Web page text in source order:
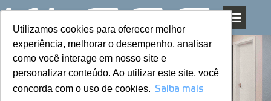
Utilizamos cookies para oferecer melhor
experiência, melhorar o desempenho, analisar
como você interage em nosso site e
personalizar conteúdo. Ao utilizar este site, você
concorda com o uso de cookies. Saiba mais
Utilizamos cookies para oferecer melhor
experiência, melhorar o desempenho, analisar
como você interage em nosso site e
personalizar conteúdo. Ao utilizar este site, você
concorda com o uso de cookies. Saiba mais
Pular
para
o
conteúdo
Blog